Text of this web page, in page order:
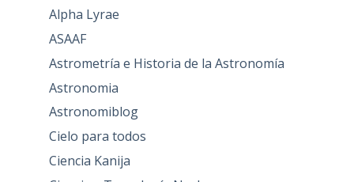
Alpha Lyrae
ASAAF
Astrometría e Historia de la Astronomía
Astronomia
Astronomiblog
Cielo para todos
Ciencia Kanija